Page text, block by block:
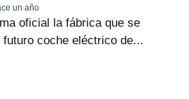
un año
oficial la fábrica que se
coche eléctrico de...